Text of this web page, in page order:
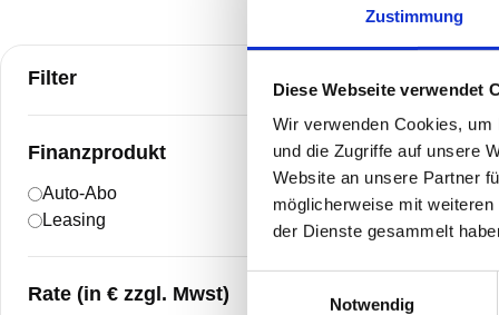
Zustimmung
Diese Webseite verwendet
Wir verwenden Cookies,
und die Zugriffe auf unsere
Website an unsere Partner
möglicherweise mit
der Dienste gesammelt
Notwendig
Filter
Finanzprodukt
Auto-Abo
Leasing
Rate (in € zzgl. Mwst)